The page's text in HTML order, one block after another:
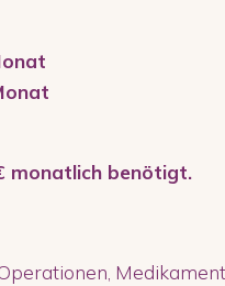
monatlich benötigt.